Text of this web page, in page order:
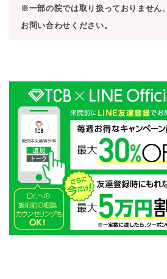
※一部の院では取り扱っておりません、
お問い合わせください。